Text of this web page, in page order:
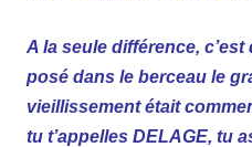
A la seule différence,
posé dans le berceau le
vieillissement était
tu t’appelles DELAGE, tu